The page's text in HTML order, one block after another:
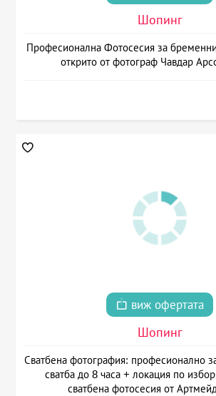
Шопинг
Професионална Фотосесия за
открито от фотограф Чавдар
виж офертата
Шопинг
Сватбена фотография: професионално
сватба до 8 часа + локация по
сватбена фотосесия от